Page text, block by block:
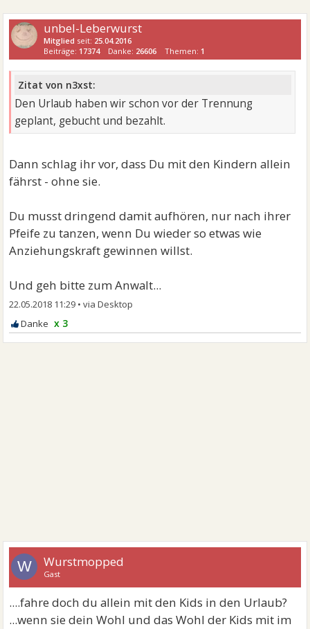
unbel-Leberwurst
Mitglied seit: 25.04.2016
Beiträge: 17374 Danke: 26606 Themen: 1
Zitat von n3xst:
Den Urlaub haben wir schon vor der Trennung
geplant, gebucht und bezahlt.
Dann schlag ihr vor, dass Du mit den Kindern allein
fährst - ohne sie.
Du musst dringend damit aufhören, nur nach ihrer
Pfeife zu tanzen, wenn Du wieder so etwas wie
Anziehungskraft gewinnen willst.
Und geh bitte zum Anwalt...
22.05.2018 11:29 •
x 3
W Wurstmopped
Gast
....fahre doch du allein mit den Kids in den Urlaub?
...wenn sie dein Wohl und das Wohl der Kids mit im